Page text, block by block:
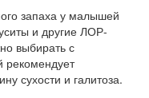
запаха у малышей
и другие ЛОР-
выбирать с
рекомендует
сухости и галитоза.